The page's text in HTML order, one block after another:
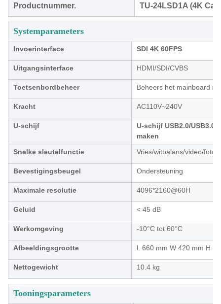
Productnummer. TU-24LSD1A (4K
Systemparameters
Invoerinterface SDI 4K 60FPS
Uitgangsinterface HDMI/SDI/CVBS
Toetsenbordbeheer Beheers het mainboard
Kracht AC110V~240V
U-schijf
U-schijf USB2.0/USB3.0
maken
Snelke sleutelfunctie
Vries/witbalans/video/foto/
Bevestigingsbeugel Ondersteuning
Maximale resolutie 4096*2160@60H
Geluid < 45 dB
Werkomgeving -10°C tot 60°C
Afbeeldingsgrootte L 660 mm W 420 mm H
Nettogewicht 10.4 kg
Tooningsparameters